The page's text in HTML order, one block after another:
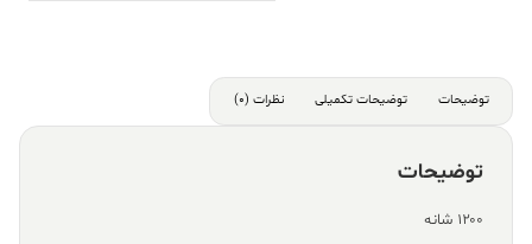
توضیحات توضیحات تکمیلی نظرات (0)
توضیحات
۱۲۰۰ شانه